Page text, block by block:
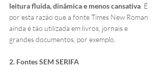
leitura fluida, dinâmica e menos cansativa . É
por esta razão que a fonte Times New Roman
ainda é tão utilizada em livros, jornais e
grandes documentos, por exemplo.
2. Fontes SEM SERIFA